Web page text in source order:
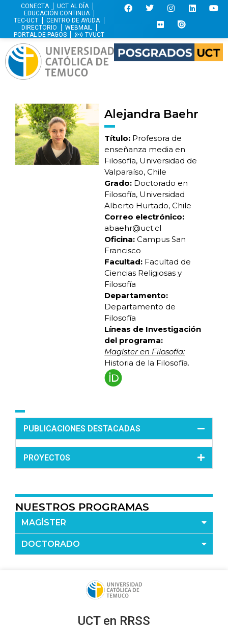
CONECTA
UCT AL DÍA
EDUCACIÓN CONTINUA
TEC-UCT
CENTRO DE AYUDA
DIRECTORIO
WEBMAIL
PORTAL DE PAGOS
TVUCT
Alejandra Baehr
Título: Profesora de
enseñanza media en
Filosofía, Universidad de
Valparaíso, Chile
Grado: Doctorado en
Filosofía, Universidad
Alberto Hurtado, Chile
Correo electrónico:
abaehr@uct.cl
Oficina: Campus San
Francisco
Facultad: Facultad de
Ciencias Religiosas y
Filosofía
Departamento:
Departamento de
Filosofía
Líneas de Investigación
del programa:
Magíster en Filosofía:
Historia de la Filosofía.
PUBLICACIONES DESTACADAS
PROYECTOS
NUESTROS PROGRAMAS
MAGÍSTER
DOCTORADO
UCT en RRSS